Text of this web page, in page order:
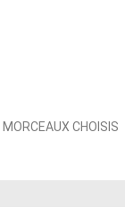
MORCEAUX CHOISIS